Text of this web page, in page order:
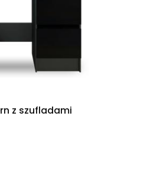
z szufladami